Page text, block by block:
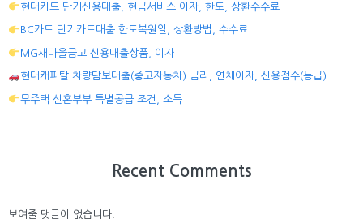
현대카드 단기신용대출, 현금서비스 이자, 한도, 상환수수료
BC카드 단기카드대출 한도복원일, 상환방법, 수수료
MG새마을금고 신용대출상품, 이자
현대캐피탈 차량담보대출(중고자동차) 금리, 연체이자, 신용점수(등급)
무주택 신혼부부 특별공급 조건, 소득
Recent Comments
보여줄 댓글이 없습니다.